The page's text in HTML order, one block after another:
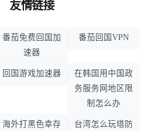
友情链接
番茄免费回国加
速器
番茄回国VPN
回国游戏加速器
在韩国用中国政
务服务网地区限
制怎么办
海外打黑色幸存
台湾怎么玩塔防